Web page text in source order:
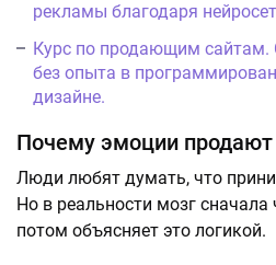
рекламы благодаря
Курс по продающим сайтам.
без опыта в
дизайне.
Почему эмоции
Люди любят думать, что
Но в реальности мозг сначала
потом объясняет это логикой.